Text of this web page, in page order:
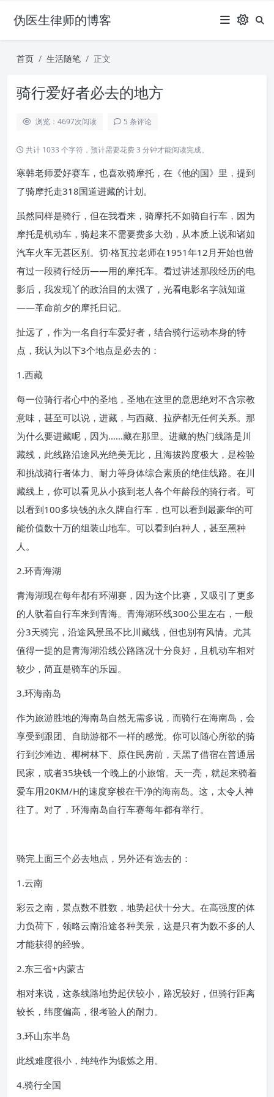
伪医生律师的博客
首页 生活随笔 正文
骑行爱好者必去的地方
浏览：4697次阅读 5 条评论
共计 1033 个字符，预计需要花费 3 分钟才能阅读完成。
寒韩老师爱好赛车，也喜欢骑摩托，在《他的国》里，提到
了骑摩托走318国道进藏的计划。
虽然同样是骑行，但在我看来，骑摩托不如骑自行车，因为
摩托是机动车，骑起来不需要费多大劲，从本质上说和诸如
汽车火车无甚区别。切·格瓦拉老师在1951年12月开始也曾
有过一段骑行经历——用的摩托车。看过讲述那段经历的电
影后，我发现丫的政治目的太强了，光看电影名字就知道
——革命前夕的摩托日记。
扯远了，作为一名自行车爱好者，结合骑行运动本身的特
点，我认为以下3个地点是必去的：
1.西藏
每一位骑行者心中的圣地，圣地在这里的意思绝对不含宗教
意味，甚至可以说，进藏，与西藏、拉萨都无任何关系。那
为什么要进藏呢，因为……藏在那里。进藏的热门线路是川
藏线，此线路沿途风光绝美无比，且海拔跨度极大，是检验
和挑战骑行者体力、耐力等身体综合素质的绝佳线路。在川
藏线上，你可以看见从小孩到老人各个年龄段的骑行者。可
以看到100多块钱的永久牌自行车，也可以看到最豪华的可
能价值数十万的组装山地车。可以看到白种人，甚至黑种
人。
2.环青海湖
青海湖现在每年都有环湖赛，因为这个比赛，又吸引了更多
的人驮着自行车来到青海。青海湖环线300公里左右，一般
分3天骑完，沿途风景虽不比川藏线，但也别有风情。尤其
值得一提的是青海湖沿线公路路况十分良好，且机动车相对
较少，简直是骑车的乐园。
3.环海南岛
作为旅游胜地的海南岛自然无需多说，而骑行在海南岛，会
享受到跟团、自助游都不一样的感觉。你可以随心所欲的骑
行到沙滩边、椰树林下、原住民房前，天黑了借宿在普通居
民家，或者35块钱一个晚上的小旅馆。天一亮，就起来骑着
爱车用20KM/H的速度穿梭在干净的海南岛。这，太令人神
往了。对了，环海南岛自行车赛每年都有举行。
骑完上面三个必去地点，另外还有选去的：
1.云南
彩云之南，景点数不胜数，地势起伏十分大。在高强度的体
力负荷下，领略云南沿途各种美景，这是只有为数不多的人
才能获得的经验。
2.东三省+内蒙古
相对来说，这条线路地势起伏较小，路况较好，但骑行距离
较长，纬度偏高，很考验人的耐力。
3.环山东半岛
此线难度很小，纯纯作为锻炼之用。
4.骑行全国